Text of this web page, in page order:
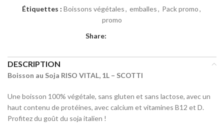
Étiquettes : Boissons végétales, emballes, Pack promo,
promo
Share:
DESCRIPTION
Boisson au Soja RISO VITAL, 1L – SCOTTI
Une boisson 100% végétale, sans gluten et sans lactose, avec un
haut contenu de protéines, avec calcium et vitamines B12 et D.
Profitez du goût du soja italien !